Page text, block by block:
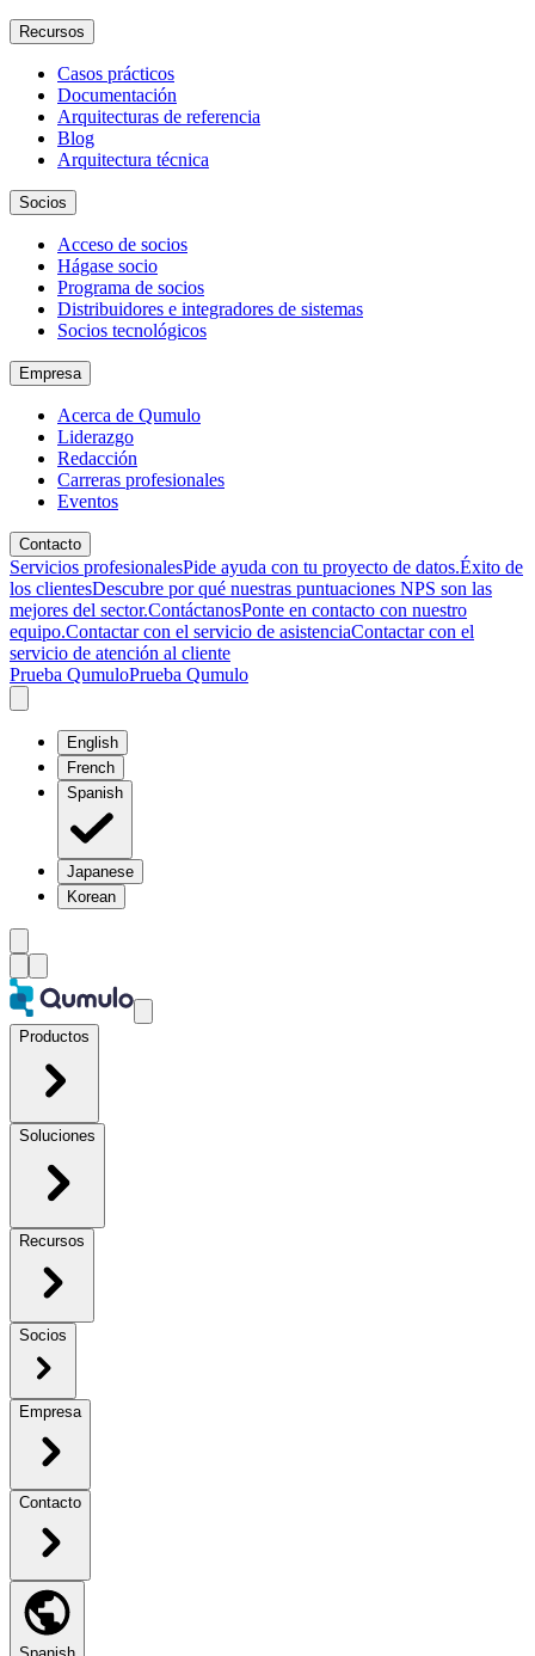
Recursos
Casos prácticos
Documentación
Arquitecturas de referencia
Blog
Arquitectura técnica
Socios
Acceso de socios
Hágase socio
Programa de socios
Distribuidores e integradores de sistemas
Socios tecnológicos
Empresa
Acerca de Qumulo
Liderazgo
Redacción
Carreras profesionales
Eventos
Contacto
Servicios profesionalesPide ayuda con tu proyecto de datos.Éxito de
los clientesDescubre por qué nuestras puntuaciones NPS son las
mejores del sector.ContáctanosPonte en contacto con nuestro
equipo.Contactar con el servicio de asistenciaContactar con el
servicio de atención al cliente
Prueba QumuloPrueba Qumulo
English
French
Spanish
Japanese
Korean
Productos
Soluciones
Recursos
Socios
Empresa
Contacto